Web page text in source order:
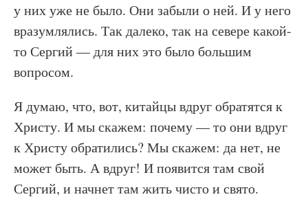
у них уже не было. Они забыли о ней. И у него
вразумлялись. Так далеко, так на севере какой-
то Сергий — для них это было большим
вопросом.
Я думаю, что, вот, китайцы вдруг обратятся к
Христу. И мы скажем: почему — то они вдруг
к Христу обратились? Мы скажем: да нет, не
может быть. А вдруг! И появится там свой
Сергий, и начнет там жить чисто и свято.